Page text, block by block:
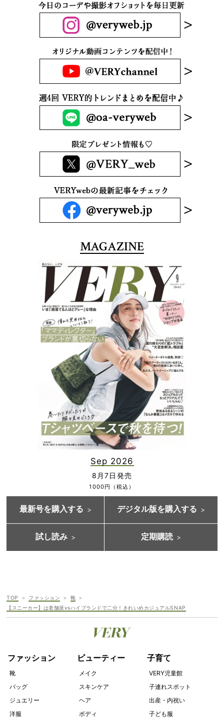
MAGAZINE
Sep 2026
8月7日発売
1000円（税込）
最新号を購入する デジタル版を購入する
試し読み 定期購読
TOP ファッション
靴
【スニーカー】は老舗派vsハイブランドで二分！きれいめカジュアルSNAP
ファッション
靴
バッグ
ジュエリー
洋服
ビューティー
メイク
スキンケア
ヘア
ボディ
子育て
VERY児童館
子連れスポット
出産・内祝い
子ども服